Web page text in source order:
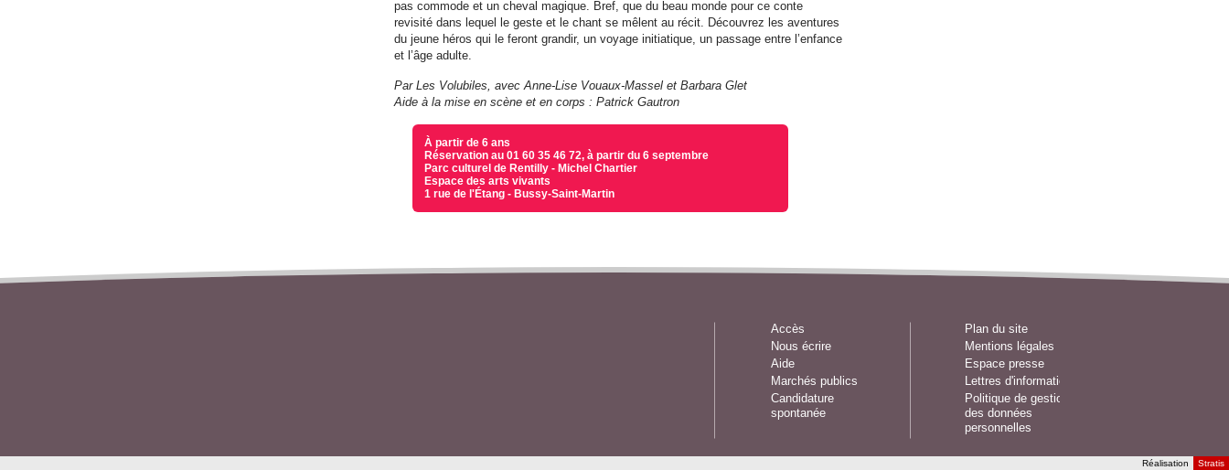
pas commode et un cheval magique. Bref, que du beau monde pour ce conte
revisité dans lequel le geste et le chant se mêlent au récit. Découvrez les aventures
du jeune héros qui le feront grandir, un voyage initiatique, un passage entre l’enfance
et l’âge adulte.
Par Les Volubiles, avec Anne-Lise Vouaux-Massel et Barbara Glet
Aide à la mise en scène et en corps : Patrick Gautron
À partir de 6 ans
Réservation au 01 60 35 46 72, à partir du 6 septembre
Parc culturel de Rentilly - Michel Chartier
Espace des arts vivants
1 rue de l'Étang - Bussy-Saint-Martin
Accès
Plan du site
Nous écrire
Mentions légales
Aide
Espace presse
Marchés publics
Lettres d'information
Candidature
spontanée
Politique de gestion
des données
personnelles
Stratis
Réalisation